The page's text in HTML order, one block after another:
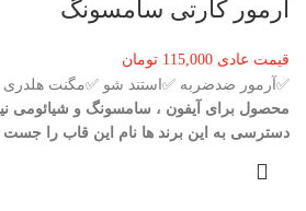
آرمور کارتی سامسونگ
قیمت عادی 115,000 تومان
✅آرمور ضدضربه ✅استند شو ✅مگنت هلدری
محصول برای آیفون ، سامسونگ و شیائومی
دسترسی به این برند ها نام این قاب را